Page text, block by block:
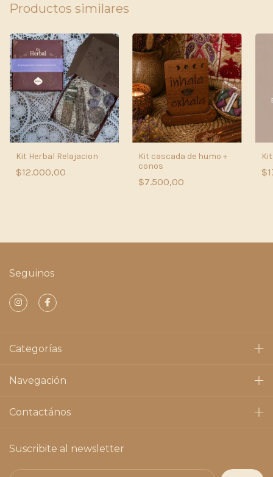
Productos similares
Kit Herbal Relajacion
$12.000,00
Kit cascada de humo +
conos
$7.500,00
Seguinos
Categorías
Navegación
Contactános
Suscribite al newsletter